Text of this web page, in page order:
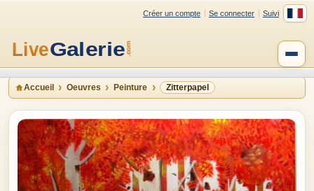
Créer un compte Se connecter Suivi
Accueil Oeuvres Peinture Zitterpapel